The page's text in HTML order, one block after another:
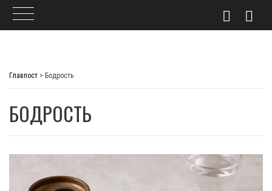
Главпост > Бодрость
БОДРОСТЬ